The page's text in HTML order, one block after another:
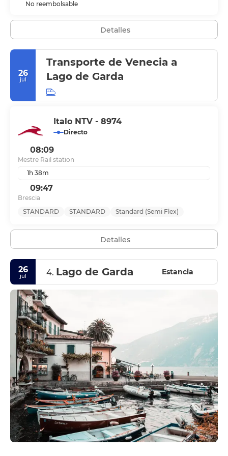
No reembolsable
Detalles
26
jul
Transporte de Venecia a
Lago de Garda
Italo NTV - 8974
Directo
08:09
Mestre Rail station
1h 38m
09:47
Brescia
STANDARD
STANDARD Standard (Semi Flex)
Detalles
26
jul 4. Lago de Garda Estancia